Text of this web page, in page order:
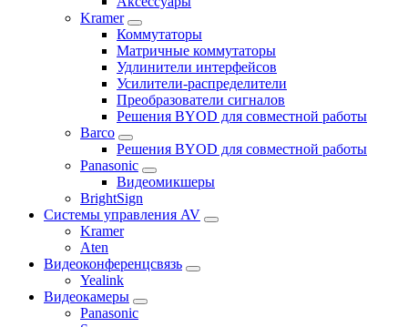
Kramer
Коммутаторы
Матричные коммутаторы
Удлинители интерфейсов
Усилители-распределители
Преобразователи сигналов
Решения BYOD для совместной работы
Barco
Решения BYOD для совместной работы
Panasonic
Видеомикшеры
BrightSign
Системы управления AV
Kramer
Aten
Видеоконференцсвязь
Yealink
Видеокамеры
Panasonic